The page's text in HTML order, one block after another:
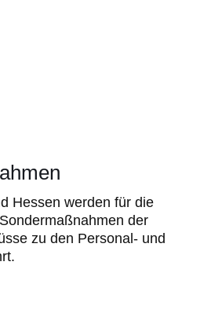
Hessen werden für die
der
zu den Personal- und